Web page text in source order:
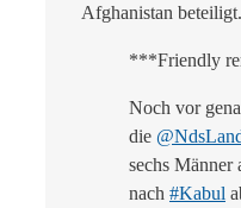
Afghanistan beteiligt.
***Friendly
Noch vor
die
sechs Männer
nach #Kabul